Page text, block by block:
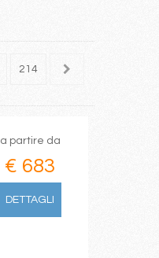
214 215
a partire da
€ 683
DETTAGLI